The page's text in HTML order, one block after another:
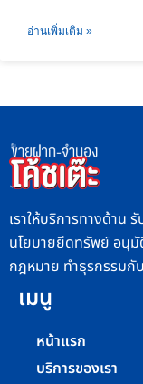
อ่านเพิ่มเติม »
เราให้บริการทางด้าน
นโยบายยึดทรัพย์ อนุ
กฎหมาย ทำธุรกรรม
เมนู
หน้าแรก
บริการของเรา